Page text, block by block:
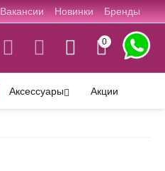
Вакансии Новинки Бренды
0
Аксессуары Акции